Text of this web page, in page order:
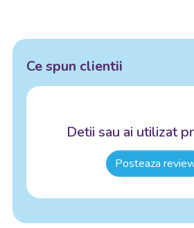
Ce spun clientii
Detii sau ai utilizat
Posteaza